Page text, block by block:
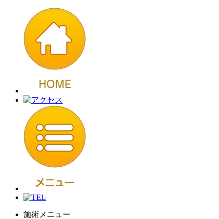
施術メニュー